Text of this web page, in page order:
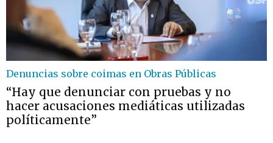
Denuncias sobre coimas en Obras Públicas
“Hay que denunciar con pruebas y no
hacer acusaciones mediáticas utilizadas
políticamente”